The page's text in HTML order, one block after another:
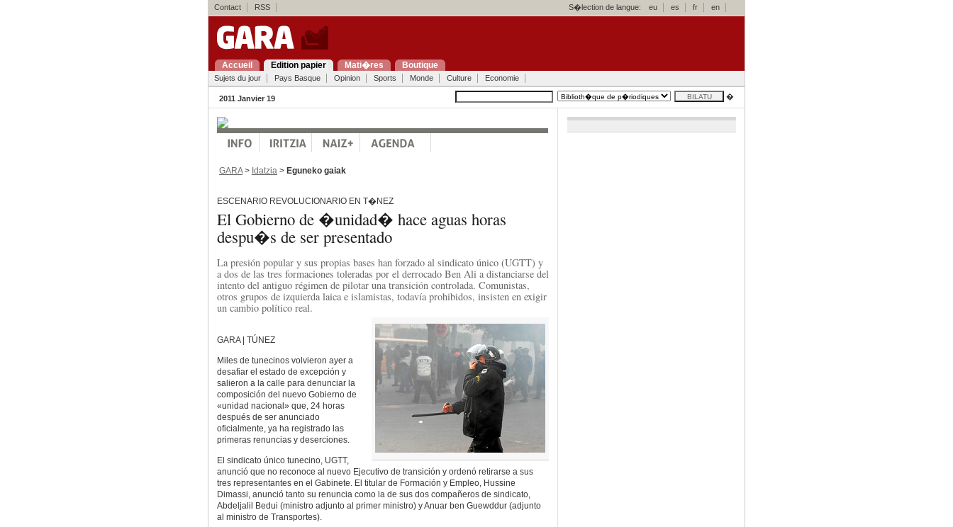
Contact RSS S�lection de langue: eu es fr en
Accueil Edition papier Mati�res Boutique
Sujets du jour Pays Basque Opinion Sports Monde Culture Economie
2011 Janvier 19 �
GARA> Idatzia > Eguneko gaiak
ESCENARIO REVOLUCIONARIO EN T�NEZ
El Gobierno de �unidad� hace aguas horas
despu�s de ser presentado
La presión popular y sus propias bases han forzado al sindicato único (UGTT) y
a dos de las tres formaciones toleradas por el derrocado Ben Ali a distanciarse del
intento del antiguo régimen de pilotar una transición controlada. Comunistas,
otros grupos de izquierda laica e islamistas, todavía prohibidos, insisten en exigir
un cambio político real.
GARA | TÚNEZ
Miles de tunecinos volvieron ayer a
desafiar el estado de excepción y
salieron a la calle para denunciar la
composición del nuevo Gobierno de
«unidad nacional» que, 24 horas
después de ser anunciado
oficialmente, ya ha registrado las
primeras renuncias y deserciones.
El sindicato único tunecino, UGTT,
anunció que no reconoce al nuevo Ejecutivo de transición y ordenó retirarse a sus
tres representantes en el Gabinete. El titular de Formación y Empleo, Hussine
Dimassi, anunció tanto su renuncia como la de sus dos compañeros de sindicato,
Abdeljalil Bedui (ministro adjunto al primer ministro) y Anuar ben Guewddur (adjunto
al ministro de Transportes).